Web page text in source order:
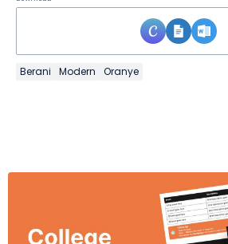
Berani Modern Oranye